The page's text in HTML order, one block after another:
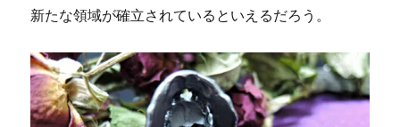
新たな領域が確立されているといえるだろう。